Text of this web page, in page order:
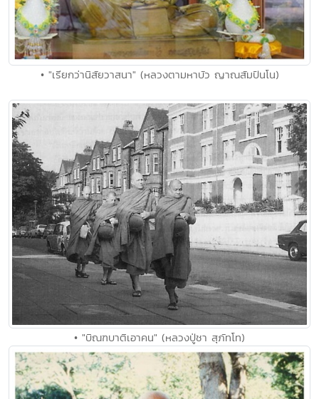
• "เรียกว่านิสัยวาสนา" (หลวงตามหาบัว ญาณสัมปันโน)
• "บิณฑบาติเอาคน" (หลวงปู่ชา สุภัทโท)